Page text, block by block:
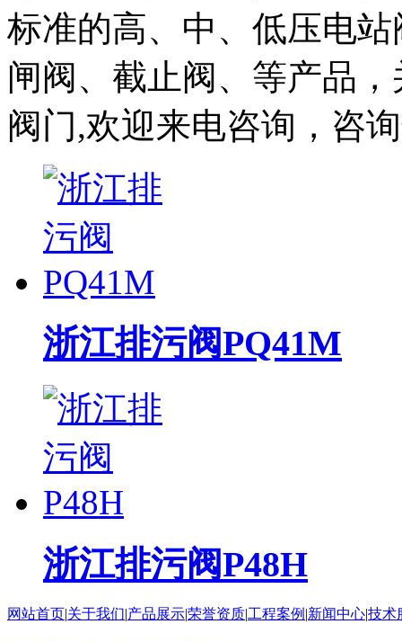
标准的高、中、低压电
闸阀、截止阀、等产品
阀门,欢迎来电咨询，咨
浙江排污阀PQ41M
浙江排污阀P48H
网站首页|关于我们|产品展示|荣誉资质|工程案例 |新闻中心|技术